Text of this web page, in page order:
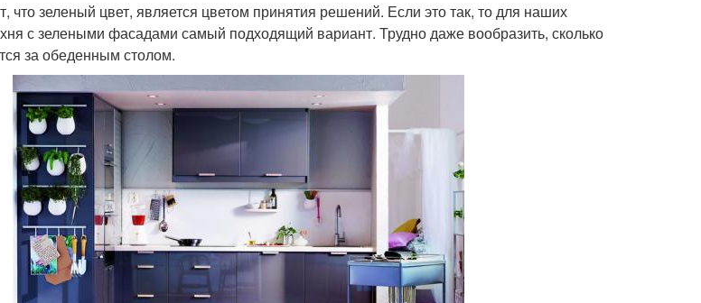
что зеленый цвет, является цветом принятия решений. Если это так, то для наших
с зелеными фасадами самый подходящий вариант. Трудно даже вообразить, сколько
за обеденным столом.